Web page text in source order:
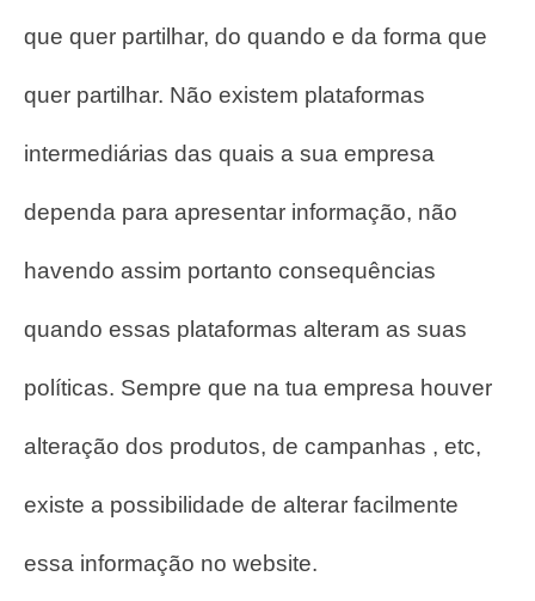
que quer partilhar, do quando e da forma que
quer partilhar. Não existem plataformas
intermediárias das quais a sua empresa
dependa para apresentar informação, não
havendo assim portanto consequências
quando essas plataformas alteram as suas
políticas. Sempre que na tua empresa houver
alteração dos produtos, de campanhas , etc,
existe a possibilidade de alterar facilmente
essa informação no website.